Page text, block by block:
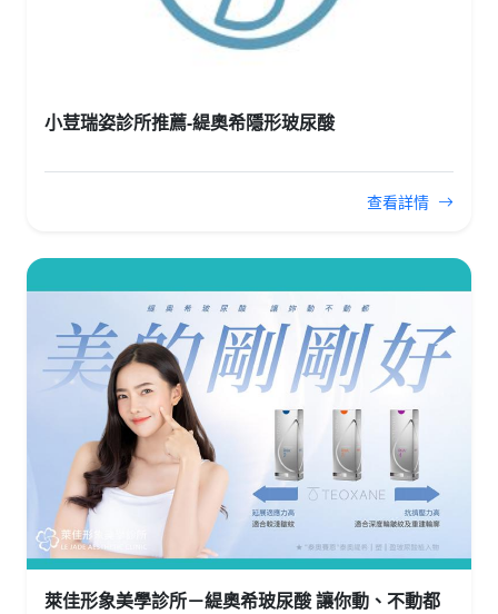
小荳瑞姿診所推薦-緹奧希隱形玻尿酸
查看詳情
萊佳形象美學診所－緹奧希玻尿酸 讓你動、不動都